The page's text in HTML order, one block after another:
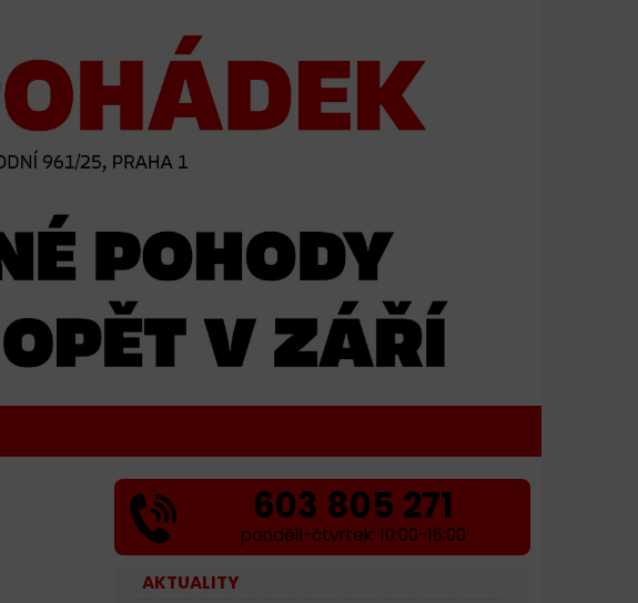
603 805 271
pondělí-čtvrtek: 10:00-16:00
AKTUALITY